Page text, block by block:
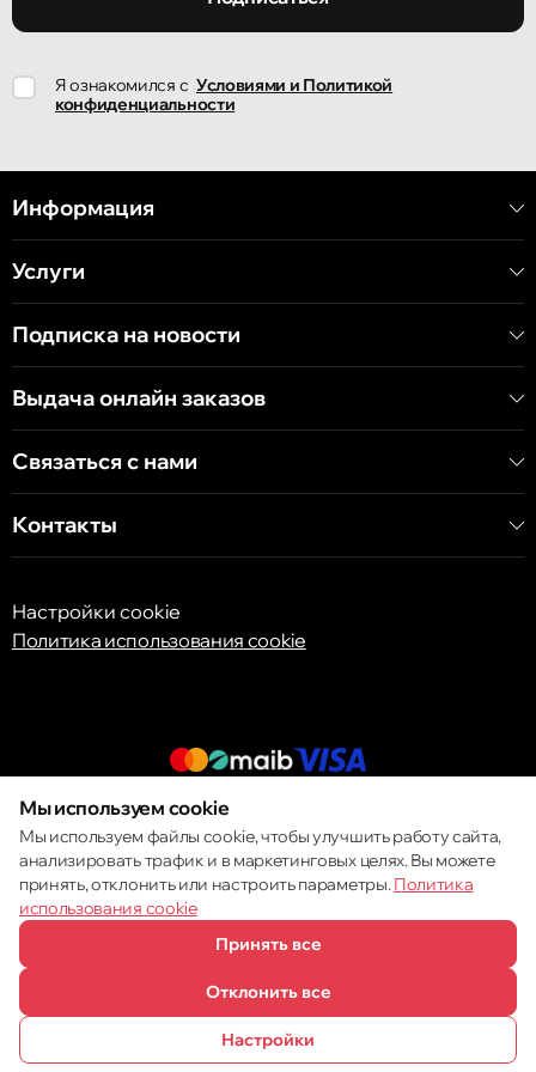
улица Ион Крянгэ, 78
Кишинёв
Хынчештское шоссе, 60/4
бульвар Дечебал, 139
Я ознакомился с Условиями и Политикой
конфиденциальности
Информация
Услуги
Подписка на новости
Выдача онлайн заказов
Связаться с нами
Контакты
Настройки cookie
Политика использования cookie
© 2013 – 2026 ECOM
ПОЗВОНИТЬ ИЗБРАННОЕ КАТАЛОГ СРАВНЕНИЕ КОРЗИНА
Мы используем cookie
Мы используем файлы cookie, чтобы улучшить работу сайта,
анализировать трафик и в маркетинговых целях. Вы можете
принять, отклонить или настроить параметры.Политика
использования cookie
Принять все
Отклонить все
Настройки